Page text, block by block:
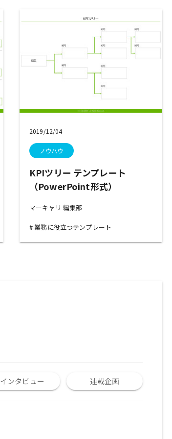
2019/12/04
ノウハウ
KPIツリー テンプレート
（PowerPoint形式）
マーキャリ 編集部
業務に役立つテンプレート
インタビュー 連載企画